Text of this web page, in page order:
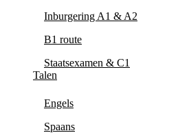
Inburgering A1 & A2
B1 route
Staatsexamen & C1
Talen
Engels
Spaans